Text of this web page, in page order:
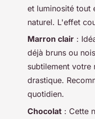
et luminosité tout
naturel. L'effet
Marron clair :
déjà bruns ou
subtilement votre
drastique.
quotidien.
Chocolat : Cette